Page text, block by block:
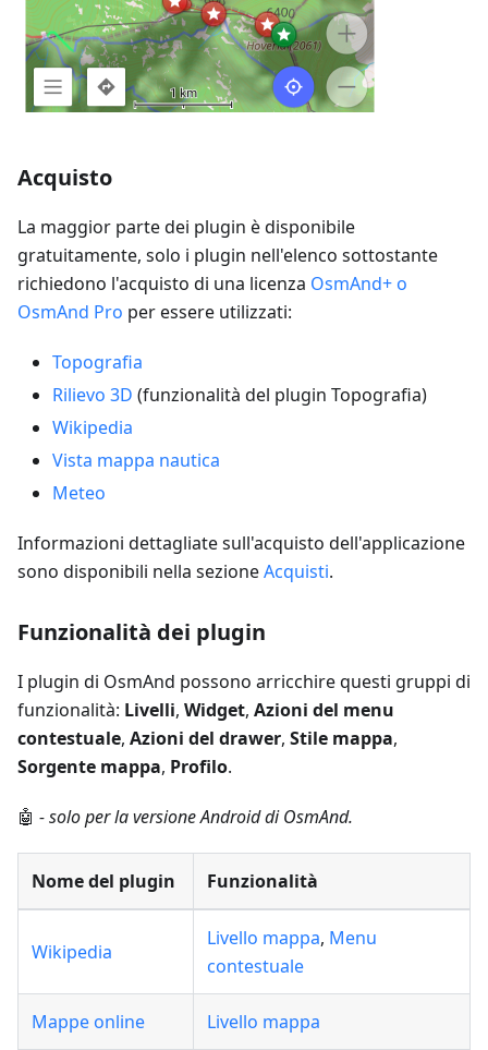
Acquisto
La maggior parte dei plugin è disponibile
gratuitamente, solo i plugin nell'elenco sottostante
richiedono l'acquisto di una licenza OsmAnd+ o
OsmAnd Pro per essere utilizzati:
Topografia
Rilievo 3D (funzionalità del plugin Topografia)
Wikipedia
Vista mappa nautica
Meteo
Informazioni dettagliate sull'acquisto dell'applicazione
sono disponibili nella sezioneAcquisti.
Funzionalità dei plugin
I plugin di OsmAnd possono arricchire questi gruppi di
funzionalità: Livelli, Widget, Azioni del menu
contestuale, Azioni del drawer, Stile mappa,
Sorgente mappa, Profilo.
🤖 - solo per la versione Android di OsmAnd.
Nome del plugin Funzionalità
Wikipedia
Livello mappa, Menu
contestuale
Mappe online Livello mappa